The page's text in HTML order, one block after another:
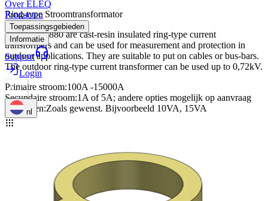
Over ELEQ
Producten
Toepassingsgebieden
Informatie
Support
Login
nl
Ring-type Stroomtransformator
The GSRF 880 are cast-resin insulated ring-type current
transformers and can be used for measurement and protection in
outdoor applications. They are suitable to put on cables or bus-bars.
The outdoor ring-type current transformer can be used up to 0,72kV.
Primaire stroom:100A -15000A
Secundaire stroom:1A of 5A; andere opties mogelijk op aanvraag
Vermogen:Zoals gewenst. Bijvoorbeeld 10VA, 15VA